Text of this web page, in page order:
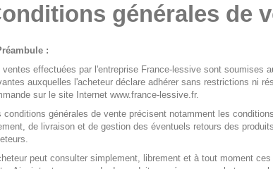
générales de
:
ventes effectuées par l'entreprise France-lessive sont soumises
auxquelles l'acheteur déclare adhérer sans restrictions ni
sur le site Internet www.france-lessive.fr.
conditions générales de vente précisent notamment les
de livraison et de gestion des éventuels retours des
peut consulter simplement, librement et à tout moment